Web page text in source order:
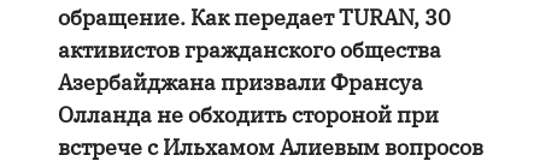
обращение. Как передает TURAN, 30
активистов гражданского общества
Азербайджана призвали Франсуа
Олланда не обходить стороной при
встрече с Ильхамом Алиевым вопросов